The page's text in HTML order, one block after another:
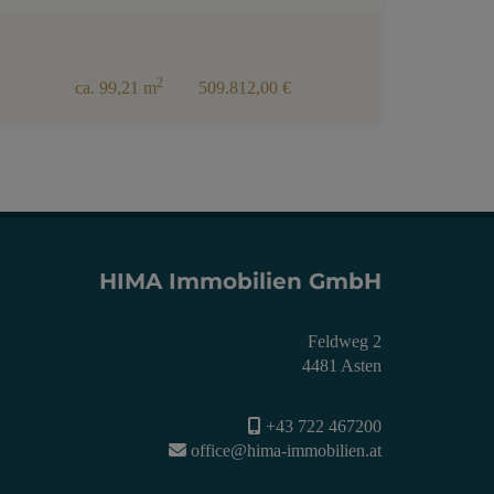
ca. 99,21 m2 509.812,00 €
HIMA Immobilien GmbH
Feldweg 2
4481 Asten
+43 722 467200
office@hima-immobilien.at